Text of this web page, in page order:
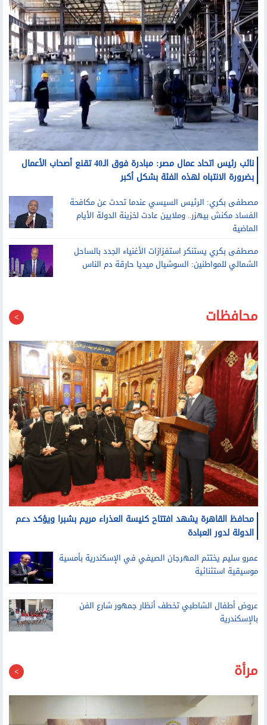
نائب رئيس اتحاد عمال مصر: مبادرة فوق الـ40 تقنع أصحاب الأعمال
بضرورة الانتباه لهذه الفئة بشكل أكبر
الفساد مكنش بيهزر.. وملايين عادت لخزينة الدولة الأيام
الماضية
الشمالي للمواطنين: السوشيال ميديا حارقة دم الناس
محافظات
محافظ القاهرة يشهد افتتاح كنيسة العذراء مريم بشبرا ويؤكد دعم
الدولة لدور العبادة
موسيقية استثنائية
بالإسكندرية
مرأة